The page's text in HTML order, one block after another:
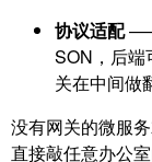
协议适配——
SON，后端
关在中间做
没有网关的微服
直接敲任意办公